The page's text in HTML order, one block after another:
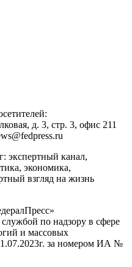
д. 3, стр. 3, офис 211
экспертный канал,
экономика,
взгляд на жизнь
по надзору в сфере
и массовых
за номером ИА №